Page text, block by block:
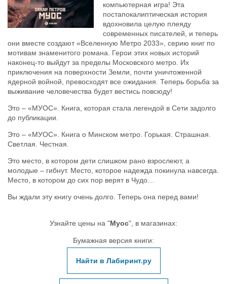
компьютерная игра! Эта
постапокалиптическая история
вдохновила целую плеяду
современных писателей, и теперь
они вместе создают «Вселенную Метро 2033», серию книг по
мотивам знаменитого романа. Герои этих новых историй
наконец-то выйдут за пределы Московского метро. Их
приключения на поверхности Земли, почти уничтоженной
ядерной войной, превосходят все ожидания. Теперь борьба за
выживание человечества будет вестись повсюду!
Это – «МУОС». Книга, которая стала легендой в Сети задолго
до публикации.
Это – «МУОС». Книга о Минском метро. Горькая. Страшная.
Светлая. Честная.
Это место, в котором дети слишком рано взрослеют, а
молодые – гибнут. Место, которое надежда покинула навсегда.
Место, в котором до сих пор верят в Чудо…
Вы ждали эту книгу очень долго. Теперь она перед вами!
Узнайте цены на "Муос", в магазинах:
Бумажная версия книги:
Найти в Лабиринт.ру